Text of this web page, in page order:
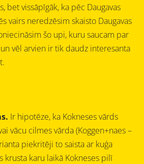
bet vissāpīgāk, ka pēc Daugavas
vairs neredzēsim skaisto Daugavas
šo upi, kuru saucam par
vēl arvien ir tik daudz interesanta
ko aplūkot.
Ir hipotēze, ka Kokneses vārds
vācu cilmes vārda (Koggen+naes –
piekritēji to saista ar kuģa
krusta karu laikā Kokneses pilī